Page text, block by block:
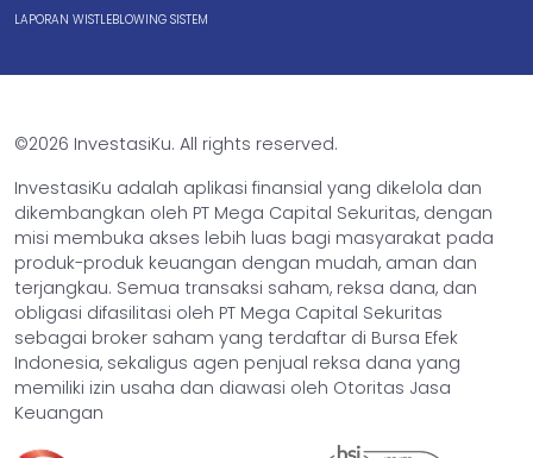
LAPORAN WISTLEBLOWING SISTEM
©2026 InvestasiKu. All rights reserved.
InvestasiKu adalah aplikasi finansial yang dikelola dan
dikembangkan oleh PT Mega Capital Sekuritas, dengan
misi membuka akses lebih luas bagi masyarakat pada
produk-produk keuangan dengan mudah, aman dan
terjangkau. Semua transaksi saham, reksa dana, dan
obligasi difasilitasi oleh PT Mega Capital Sekuritas
sebagai broker saham yang terdaftar di Bursa Efek
Indonesia, sekaligus agen penjual reksa dana yang
memiliki izin usaha dan diawasi oleh Otoritas Jasa
Keuangan